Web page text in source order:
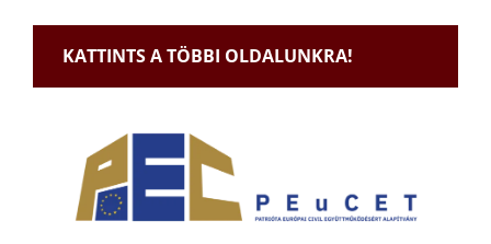
KATTINTS A TÖBBI OLDALUNKRA!